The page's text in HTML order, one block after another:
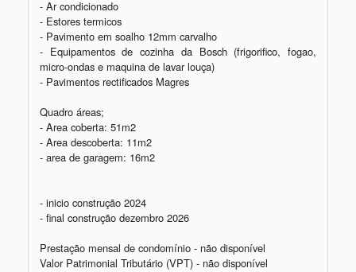
- Ar condicionado
- Estores termicos
- Pavimento em soalho 12mm carvalho
- Equipamentos de cozinha da Bosch (frigorifico, fogao,
micro-ondas e maquina de lavar louça)
- Pavimentos rectificados Magres
Quadro áreas;
- Area coberta: 51m2
- Area descoberta: 11m2
- area de garagem: 16m2
- inicio construção 2024
- final construção dezembro 2026
Prestação mensal de condomínio - não disponível
Valor Patrimonial Tributário (VPT) - não disponível